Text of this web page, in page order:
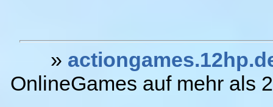
»
OnlineGames auf mehr als